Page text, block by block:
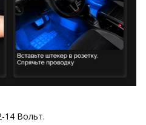
14 Вольт.